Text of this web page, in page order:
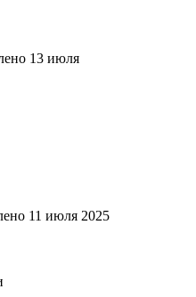
13 июля
11 июля 2025